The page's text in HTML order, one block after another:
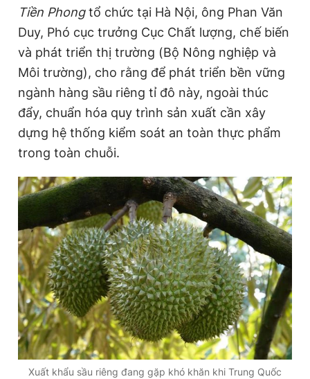
Thông tin tòa soạn Liên hệ quảng cáo
Đọc Thanh Niên trên điện thoại
Theo dõi báo trên
Hotline
0906 645 777
Liên hệ quảng cáo
0908 780 404
Đặt báo Quảng cáo RSS Tòa soạn Chính sách bảo
Tổng biên tập: Nguyễn Ngọc Toàn
Phó tổng biên tập thường trực: Hải Thành
Phó tổng biên tập: Lâm Hiếu Dũng
Phó tổng biên tập: Trần Việt Hưng
Tổng thư ký tòa soạn: Đức Trung
Tiền Phongtổ chức tại Hà Nội, ông Phan Văn
Duy, Phó cục trưởng Cục Chất lượng, chế biến
và phát triển thị trường (Bộ Nông nghiệp và
Môi trường), cho rằng để phát triển bền vững
ngành hàng sầu riêng tỉ đô này, ngoài thúc
đẩy, chuẩn hóa quy trình sản xuất cần xây
dựng hệ thống kiểm soát an toàn thực phẩm
trong toàn chuỗi.
Xuất khẩu sầu riêng đang gặp khó khăn khi Trung Quốc